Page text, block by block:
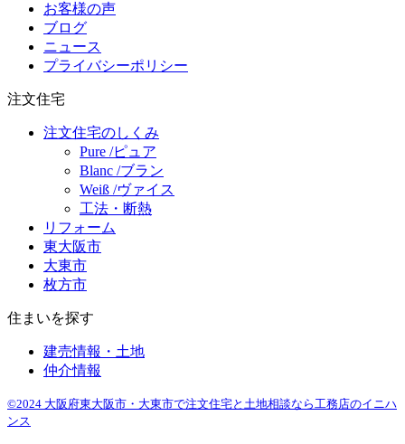
お客様の声
ブログ
ニュース
プライバシーポリシー
注文住宅
注文住宅のしくみ
Pure /ピュア
Blanc /ブラン
Weiß /ヴァイス
工法・断熱
リフォーム
東大阪市
大東市
枚方市
住まいを探す
建売情報・土地
仲介情報
©2024 大阪府東大阪市・大東市で注文住宅と土地相談なら工務店のイニハ
ンス